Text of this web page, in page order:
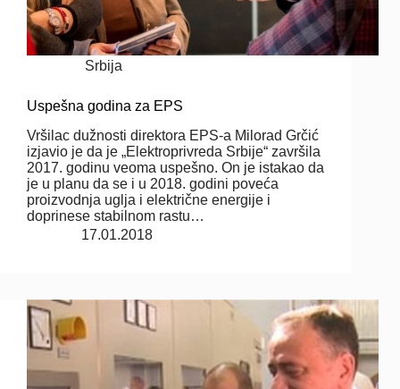
Srbija
Uspešna godina za EPS
Vršilac dužnosti direktora EPS-a Milorad Grčić
izjavio je da je „Elektroprivreda Srbije“ završila
2017. godinu veoma uspešno. On je istakao da
je u planu da se i u 2018. godini poveća
proizvodnja uglja i električne energije i
doprinese stabilnom rastu…
17.01.2018